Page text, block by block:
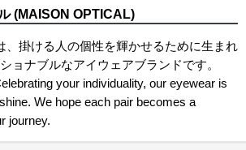
(MAISON OPTICAL)
、掛ける人の個性を輝かせるために生まれ
ョナブルなアイウェアブランドです。
your individuality, our eyewear is
We hope each pair becomes a
journey.